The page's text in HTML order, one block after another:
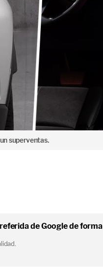
superventas.
de Google de forma